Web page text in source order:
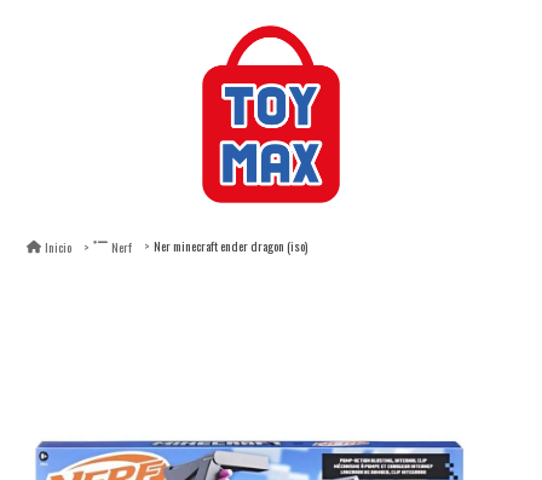
Inicio Nerf Ner minecraft ender dragon (iso)